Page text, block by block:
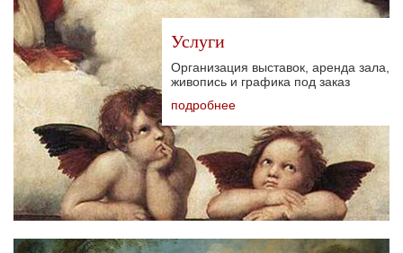
Услуги
Организация выставок, аренда зала,
живопись и графика под заказ
подробнее